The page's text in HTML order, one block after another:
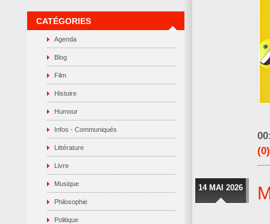
CATÉGORIES
Agenda
Blog
Film
Histoire
Humour
Infos - Communiqués
Littérature
Livre
Musique
Philosophie
Politique
(0)
14 MAI 2026